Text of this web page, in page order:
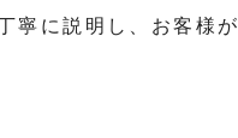
寧に説明し、お客様が